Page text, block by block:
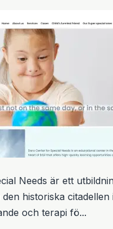
Needs är ett
historiska citadellen
och terapi fö...